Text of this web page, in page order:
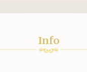
Info